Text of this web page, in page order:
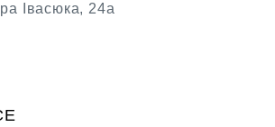
Івасюка, 24а